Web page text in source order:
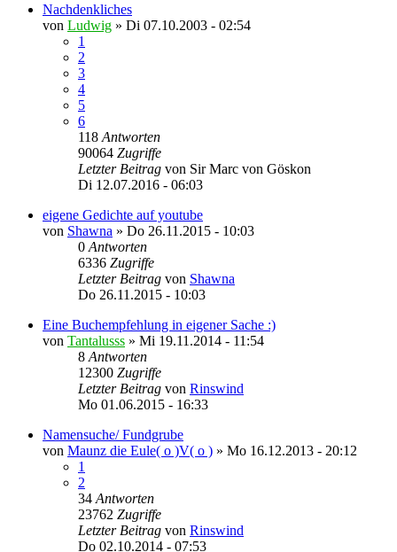
Nachdenkliches
von Ludwig » Di 07.10.2003 - 02:54
1
2
3
4
5
6
118 Antworten
90064 Zugriffe
Letzter Beitrag von Sir Marc von Göskon
Di 12.07.2016 - 06:03
eigene Gedichte auf youtube
von Shawna » Do 26.11.2015 - 10:03
0 Antworten
6336 Zugriffe
Letzter Beitrag von Shawna
Do 26.11.2015 - 10:03
Eine Buchempfehlung in eigener Sache :)
von Tantalusss » Mi 19.11.2014 - 11:54
8 Antworten
12300 Zugriffe
Letzter Beitrag von Rinswind
Mo 01.06.2015 - 16:33
Namensuche/ Fundgrube
von Maunz die Eule( o )V( o ) » Mo 16.12.2013 - 20:12
1
2
34 Antworten
23762 Zugriffe
Letzter Beitrag von Rinswind
Do 02.10.2014 - 07:53